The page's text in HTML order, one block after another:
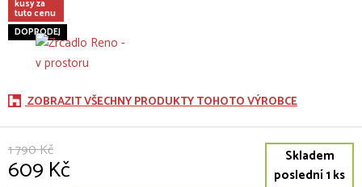
kusy za
tuto cenu
DOPRODEJ
ZOBRAZIT VŠECHNY PRODUKTY TOHOTO VÝROBCE
1 790 Kč
609 Kč
Skladem
poslední 1 ks